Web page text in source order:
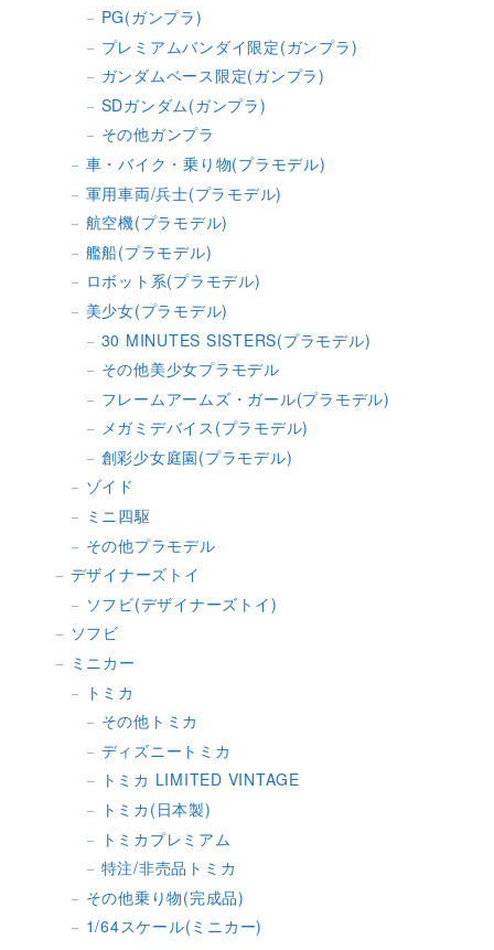
PG(ガンプラ)
プレミアムバンダイ限定(ガンプラ)
ガンダムベース限定(ガンプラ)
SDガンダム(ガンプラ)
その他ガンプラ
車・バイク・乗り物(プラモデル)
軍用車両/兵士(プラモデル)
航空機(プラモデル)
艦船(プラモデル)
ロボット系(プラモデル)
美少女(プラモデル)
30 MINUTES SISTERS(プラモデル)
その他美少女プラモデル
フレームアームズ・ガール(プラモデル)
メガミデバイス(プラモデル)
創彩少女庭園(プラモデル)
ゾイド
ミニ四駆
その他プラモデル
デザイナーズトイ
ソフビ(デザイナーズトイ)
ソフビ
ミニカー
トミカ
その他トミカ
ディズニートミカ
トミカ LIMITED VINTAGE
トミカ(日本製)
トミカプレミアム
特注/非売品トミカ
その他乗り物(完成品)
1/64スケール(ミニカー)